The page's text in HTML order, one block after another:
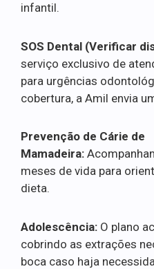
infantil.
SOS Dental (Verificar
serviço exclusivo de
para urgências
cobertura, a Amil envia
Prevenção de Cárie de
Mamadeira:
meses de vida para
dieta.
Adolescência: O plano
cobrindo as extrações
boca caso haja